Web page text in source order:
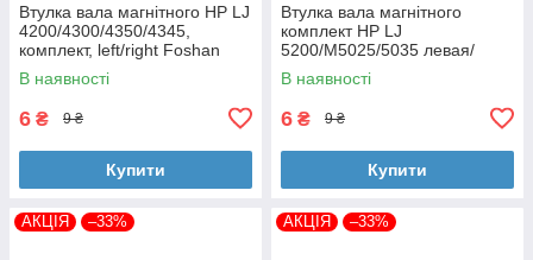
Втулка вала магнітного HP LJ
4200/4300/4350/4345,
комплект, left/right Foshan
(MAG-1338A-BSH-Foshan)
В наявності
6 ₴ 9 ₴
Купити
Втулка вала магнітного
комплект HP LJ
5200/M5025/5035 левая/
правая Foshan (MAG-7516A-
BSH-Foshan)
В наявності
6 ₴ 9 ₴
Купити
АКЦІЯ –33% АКЦІЯ –33%